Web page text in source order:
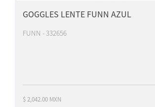
GOGGLES LENTE FUNN AZUL
FUNN - 332656
$ 2,042.00 MXN